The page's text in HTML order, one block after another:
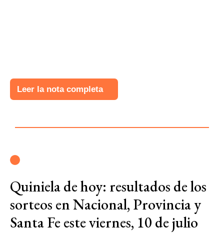
Leer la nota completa
Quiniela de hoy: resultados de los
sorteos en Nacional, Provincia y
Santa Fe este viernes, 10 de julio